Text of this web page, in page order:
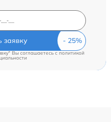
заявку
Вы соглашаетесь cполитикой